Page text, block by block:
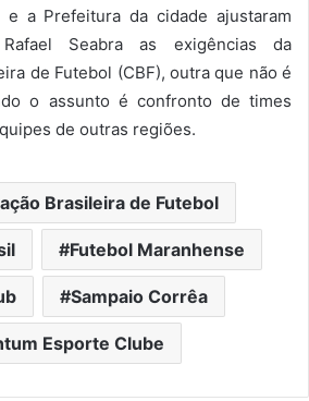
a Prefeitura da cidade ajustaram
Seabra as exigências da
de Futebol (CBF), outra que não é
o assunto é confronto de times
de outras regiões.
Brasileira de Futebol
Futebol Maranhense
Sampaio Corrêa
Esporte Clube